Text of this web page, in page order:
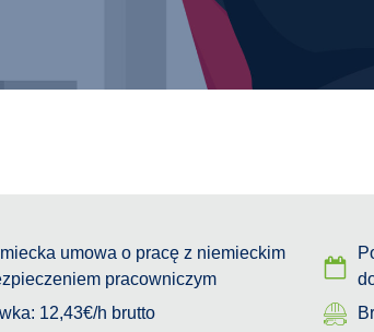
umowa o pracę z niemieckim
pracowniczym
12,43€/h brutto